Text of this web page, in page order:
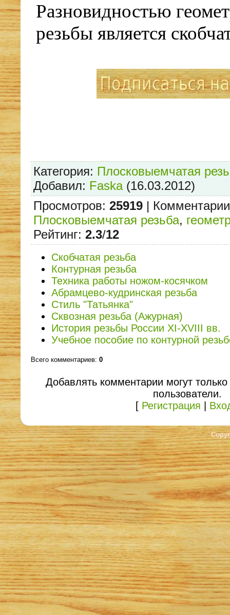
Разновидностью
резьбы является
Категория: Плосковыемчатая
Добавил: Faska(16.03.2012)
Просмотров: 25919 | Комментарии
Плосковыемчатая резьба,
Рейтинг: 2.3/12
Скобчатая резьба
Контурная резьба
Техника работы ножом-косячком
Абрамцево-кудринская резьба
Стиль "Татьянка"
Сквозная резьба (Ажурная)
История резьбы России XI-XVIII вв.
Учебное пособие по контурной
Всего комментариев: 0
Добавлять комментарии могут
пользователи.
[ Регистрация